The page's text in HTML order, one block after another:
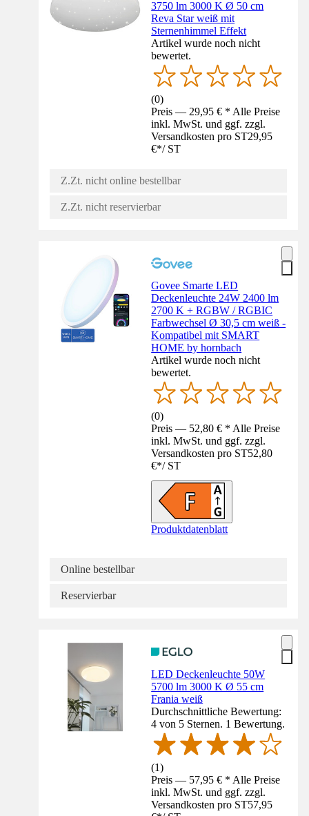
3750 lm 3000 K Ø 50 cm
Reva Star weiß mit
Sternenhimmel Effekt
Artikel wurde noch nicht
bewertet.
(0)
Preis — 29,95 € * Alle Preise
inkl. MwSt. und ggf. zzgl.
Versandkosten pro ST29,95
€*/ ST
Z.Zt. nicht online bestellbar
Z.Zt. nicht reservierbar
Govee Smarte LED
Deckenleuchte 24W 2400 lm
2700 K + RGBW / RGBIC
Farbwechsel Ø 30,5 cm weiß -
Kompatibel mit SMART
HOME by hornbach
Artikel wurde noch nicht
bewertet.
(0)
Preis — 52,80 € * Alle Preise
inkl. MwSt. und ggf. zzgl.
Versandkosten pro ST52,80
€*/ ST
Produktdatenblatt
Online bestellbar
Reservierbar
LED Deckenleuchte 50W
5700 lm 3000 K Ø 55 cm
Frania weiß
Durchschnittliche Bewertung:
4 von 5 Sternen. 1 Bewertung.
(1)
Preis — 57,95 € * Alle Preise
inkl. MwSt. und ggf. zzgl.
Versandkosten pro ST57,95